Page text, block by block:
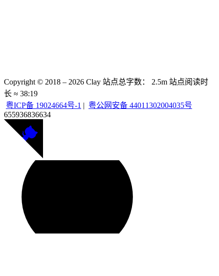
Copyright © 2018 – 2026 Clay 站点总字数： 2.5m 站点阅读时
长 ≈ 38:19
粤ICP备 19024664号-1 | 粤公网安备 44011302004035号
655936836634